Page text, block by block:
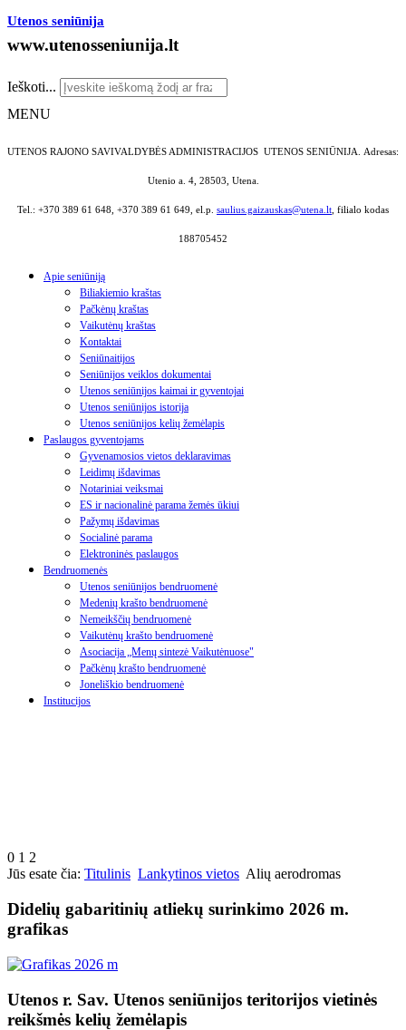
Utenos seniūnija
www.utenosseniunija.lt
Ieškoti...
MENU
UTENOS RAJONO SAVIVALDYBĖS ADMINISTRACIJOS UTENOS SENIŪNIJA. Adresas:
Utenio a. 4, 28503, Utena.
Tel.: +370 389 61 648, +370 389 61 649, el.p. saulius.gaizauskas@utena.lt, filialo kodas
188705452
Apie seniūniją
Biliakiemio kraštas
Pačkėnų kraštas
Vaikutėnų kraštas
Kontaktai
Seniūnaitijos
Seniūnijos veiklos dokumentai
Utenos seniūnijos kaimai ir gyventojai
Utenos seniūnijos istorija
Utenos seniūnijos kelių žemėlapis
Paslaugos gyventojams
Gyvenamosios vietos deklaravimas
Leidimų išdavimas
Notariniai veiksmai
ES ir nacionalinė parama žemės ūkiui
Pažymų išdavimas
Socialinė parama
Elektroninės paslaugos
Bendruomenės
Utenos seniūnijos bendruomenė
Medenių krašto bendruomenė
Nemeikščių bendruomenė
Vaikutėnų krašto bendruomenė
Asociacija „Menų sintezė Vaikutėnuose"
Pačkėnų krašto bendruomenė
Joneliškio bendruomenė
Institucijos
0 1 2
Jūs esate čia: Titulinis Lankytinos vietos Alių aerodromas
Didelių gabaritinių atliekų surinkimo 2026 m.
grafikas
Utenos r. Sav. Utenos seniūnijos teritorijos vietinės
reikšmės kelių žemėlapis